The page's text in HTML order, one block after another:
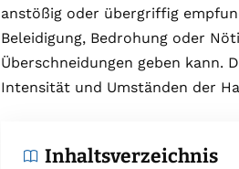
anstößig oder übergriffig
Beleidigung, Bedrohung oder
Überschneidungen geben kann.
Intensität und Umständen der
Inhaltsverzeichnis